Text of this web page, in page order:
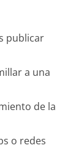
publicar
a una
de la
o redes